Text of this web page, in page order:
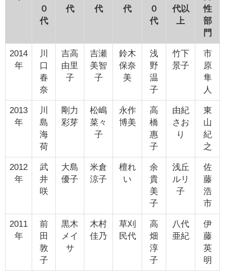
０
代
代
代
代
０
代
代以
上
性
部
門
2014
年
川
口
春
奈
吉高
由里
子
吉瀬
美智
子
鈴木
保奈
美
浅
野
温
子
竹下
景子
市
原
隼
人
2013
年
川
島
海
荷
剛力
彩芽
松嶋
菜々
子
永作
博美
高
橋
惠
子
由紀
さお
り
東
山
紀
之
2012
年
武
井
咲
大島
優子
米倉
涼子
檀れ
い
余
貴
美
子
浅丘
ルリ
子
佐
藤
浩
市
2011
年
前
田
敦
子
黒木
メイ
サ
木村
佳乃
草刈
民代
高
畑
淳
子
八代
亜紀
伊
藤
英
明